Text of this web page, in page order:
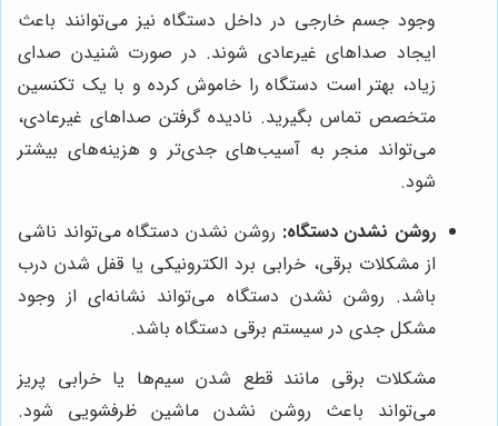
وجود جسم خارجی در داخل دستگاه نیز می‌توانند باعث
ایجاد صداهای غیرعادی شوند. در صورت شنیدن صدای
زیاد، بهتر است دستگاه را خاموش کرده و با یک تکنسین
متخصص تماس بگیرید. نادیده گرفتن صداهای غیرعادی،
می‌تواند منجر به آسیب‌های جدی‌تر و هزینه‌های بیشتر
شود.
روشن نشدن دستگاه: روشن نشدن دستگاه می‌تواند ناشی
از مشکلات برقی، خرابی برد الکترونیکی یا قفل شدن درب
باشد. روشن نشدن دستگاه می‌تواند نشانه‌ای از وجود
مشکل جدی در سیستم برقی دستگاه باشد.
مشکلات برقی مانند قطع شدن سیم‌ها یا خرابی پریز
می‌تواند باعث روشن نشدن ماشین ظرفشویی شود.